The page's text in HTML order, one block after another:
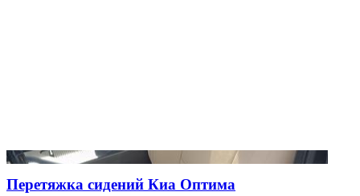
Перетяжка сидений Киа Оптима